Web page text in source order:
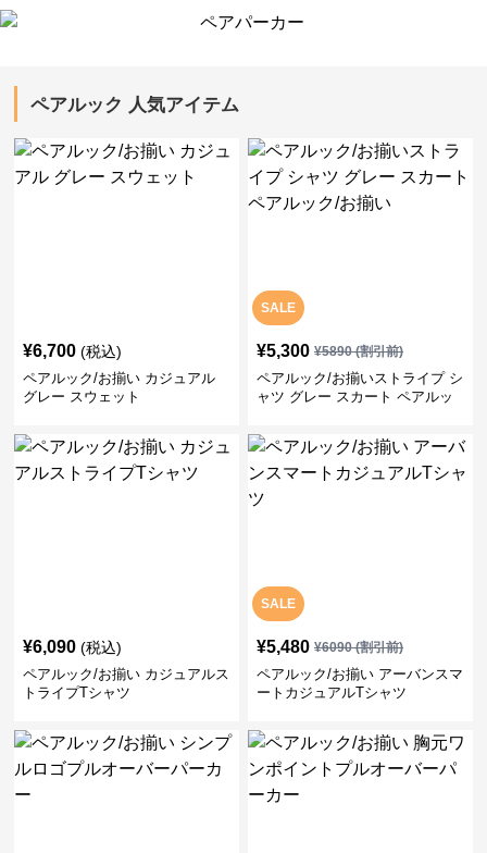
ペアルック 人気アイテム
¥6,700 (税込)
ペアルック/お揃い カジュアル
グレー スウェット
SALE
¥5,300 ¥5890(割引前)
ペアルック/お揃いストライプ シ
ャツ グレー スカート ペアルッ
¥6,090 (税込)
ペアルック/お揃い カジュアルス
トライプTシャツ
SALE
¥5,480 ¥6090(割引前)
ペアルック/お揃い アーバンスマ
ートカジュアルTシャツ